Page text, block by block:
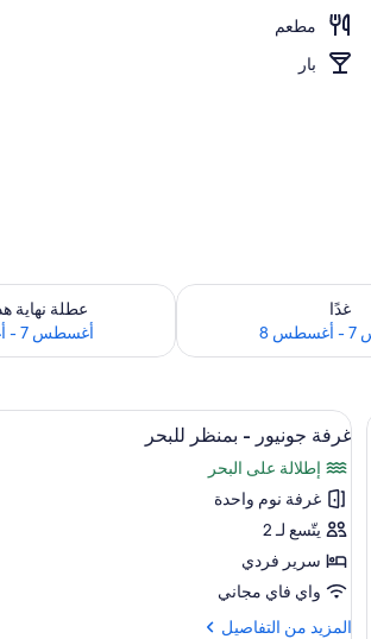
مطعم
بار
غدًا
8
للفترة أغسطس 7 - أغسطس 8
عطلة نهاية
أغسطس 7 - أغسطس 9
تحقق من مدى التوفر
استعراض
جميع
صور
غرفة
جونيور
-
بمنظر
للبحر
7
غرفة جونيور - بمنظر للبحر
إطلالة على البحر
غرفة نوم واحدة
يتّسع لـ 2
سرير فردي
واي فاي مجاني
المزيد من التفاصيل
المزيد